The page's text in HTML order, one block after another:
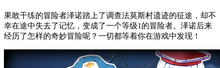
果敢干练的冒险者泽诺踏上了调查法莫斯村遗迹的征途，却不
幸在途中失去了记忆，变成了一个等级1的冒险者。泽诺后来
经历了怎样的奇妙冒险呢？一切都等着你在游戏中发现！